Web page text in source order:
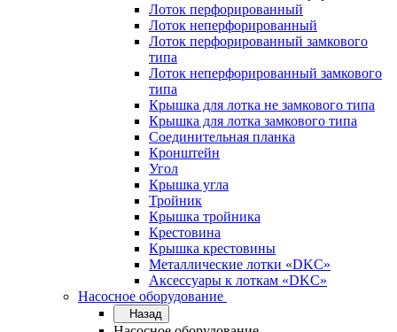
Лоток перфорированный
Лоток неперфорированный
Лоток перфорированный замкового
типа
Лоток неперфорированный замкового
типа
Крышка для лотка не замкового типа
Крышка для лотка замкового типа
Соединительная планка
Кронштейн
Угол
Крышка угла
Тройник
Крышка тройника
Крестовина
Крышка крестовины
Металлические лотки «DKC»
Аксессуары к лоткам «DKC»
Насосное оборудование
Назад